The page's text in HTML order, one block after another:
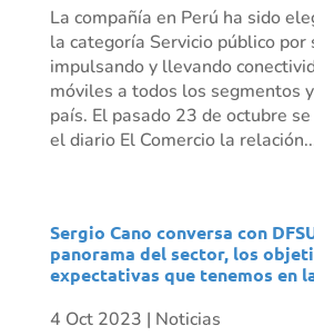
La compañía en Perú ha sido
la categoría Servicio público por
impulsando y llevando
móviles a todos los segmentos
país. El pasado 23 de octubre
el diario El Comercio la
Sergio Cano conversa con
panorama del sector, los
expectativas que tenemos en
4 Oct 2023 | Noticias